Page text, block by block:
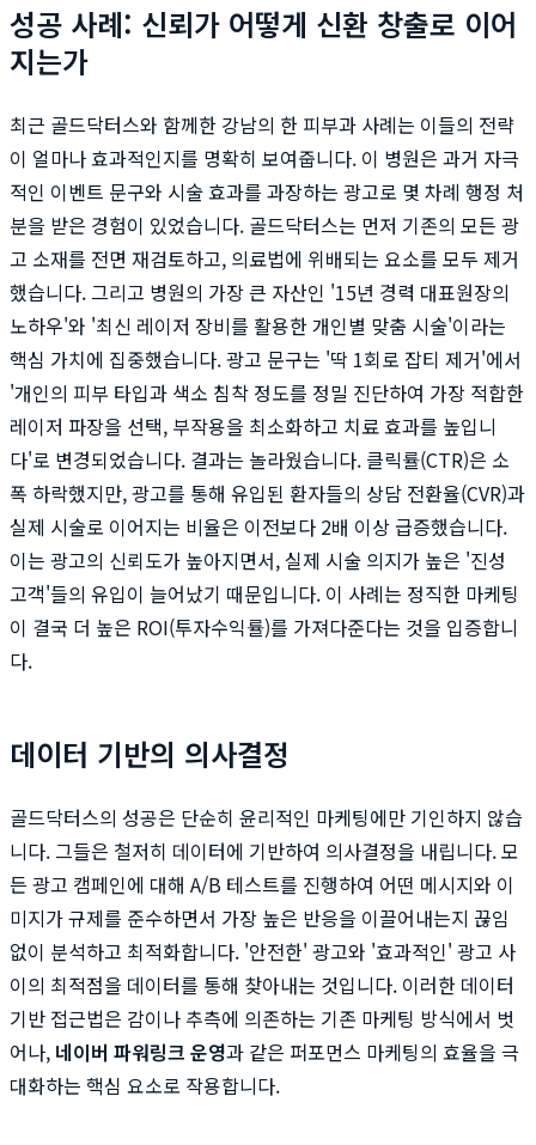
성공 사례: 신뢰가 어떻게 신환 창출로 이어
지는가
최근 골드닥터스와 함께한 강남의 한 피부과 사례는 이들의 전략
이 얼마나 효과적인지를 명확히 보여줍니다. 이 병원은 과거 자극
적인 이벤트 문구와 시술 효과를 과장하는 광고로 몇 차례 행정 처
분을 받은 경험이 있었습니다. 골드닥터스는 먼저 기존의 모든 광
고 소재를 전면 재검토하고, 의료법에 위배되는 요소를 모두 제거
했습니다. 그리고 병원의 가장 큰 자산인 '15년 경력 대표원장의
노하우'와 '최신 레이저 장비를 활용한 개인별 맞춤 시술'이라는
핵심 가치에 집중했습니다. 광고 문구는 '딱 1회로 잡티 제거'에서
'개인의 피부 타입과 색소 침착 정도를 정밀 진단하여 가장 적합한
레이저 파장을 선택, 부작용을 최소화하고 치료 효과를 높입니
다'로 변경되었습니다. 결과는 놀라웠습니다. 클릭률(CTR)은 소
폭 하락했지만, 광고를 통해 유입된 환자들의 상담 전환율(CVR)과
실제 시술로 이어지는 비율은 이전보다 2배 이상 급증했습니다.
이는 광고의 신뢰도가 높아지면서, 실제 시술 의지가 높은 '진성
고객'들의 유입이 늘어났기 때문입니다. 이 사례는 정직한 마케팅
이 결국 더 높은 ROI(투자수익률)를 가져다준다는 것을 입증합니
다.
데이터 기반의 의사결정
골드닥터스의 성공은 단순히 윤리적인 마케팅에만 기인하지 않습
니다. 그들은 철저히 데이터에 기반하여 의사결정을 내립니다. 모
든 광고 캠페인에 대해 A/B 테스트를 진행하여 어떤 메시지와 이
미지가 규제를 준수하면서 가장 높은 반응을 이끌어내는지 끊임
없이 분석하고 최적화합니다. '안전한' 광고와 '효과적인' 광고 사
이의 최적점을 데이터를 통해 찾아내는 것입니다. 이러한 데이터
기반 접근법은 감이나 추측에 의존하는 기존 마케팅 방식에서 벗
어나, 네이버 파워링크 운영과 같은 퍼포먼스 마케팅의 효율을 극
대화하는 핵심 요소로 작용합니다.